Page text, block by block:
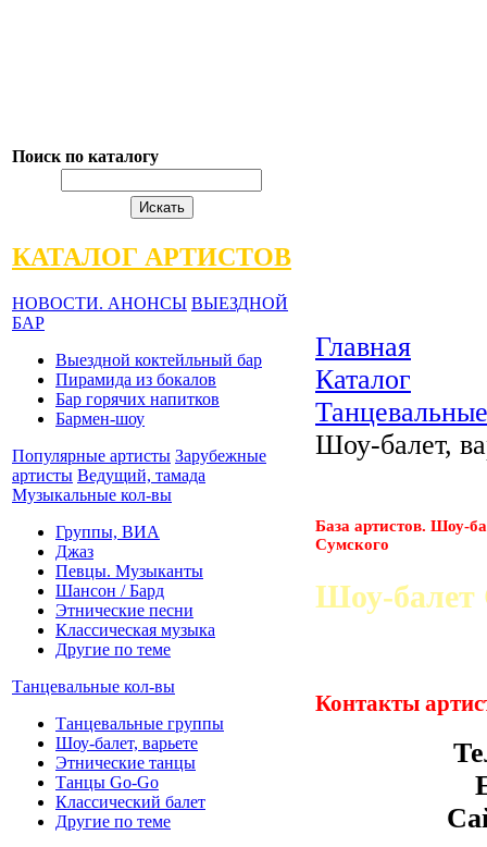
Поиск по каталогу
КАТАЛОГ АРТИСТОВ
НОВОСТИ. АНОНСЫ ВЫЕЗДНОЙ
БАР
Выездной коктейльный бар
Пирамида из бокалов
Бар горячих напитков
Бармен-шоу
Популярные артисты Зарубежные
артисты Ведущий, тамада
Музыкальные кол-вы
Группы, ВИА
Джаз
Певцы. Музыканты
Шансон / Бард
Этнические песни
Классическая музыка
Другие по теме
Танцевальные кол-вы
Танцевальные группы
Шоу-балет, варьете
Этнические танцы
Танцы Go-Go
Классический балет
Другие по теме
Главная
Каталог
Шоу-балет,
База артистов. Шоу-
Сумского
Шоу-
Контакты